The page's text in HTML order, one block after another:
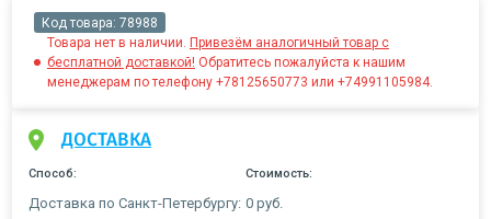
Код товара: 78988
Товара нет в наличии. Привезём аналогичный товар с
бесплатной доставкой! Обратитесь пожалуйста к нашим
менеджерам по телефону +78125650773 или +74991105984.
ДОСТАВКА
Способ: Стоимость:
Доставка по Санкт-Петербургу: 0 руб.